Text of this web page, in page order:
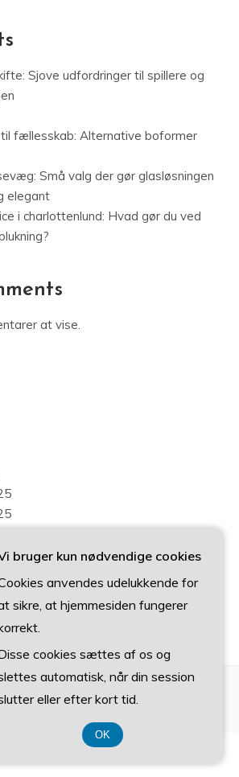
Sjove udfordringer til spillere og
til fællesskab: Alternative boformer
Små valg der gør glasløsningen
elegant
i charlottenlund: Hvad gør du ved
at vise.
2022
DK37 40 77 39
bruger kun nødvendige cookies
anvendes udelukkende for
sikre, at hjemmesiden fungerer
cookies sættes af os og
automatisk, når din session
eller efter kort tid.
OK